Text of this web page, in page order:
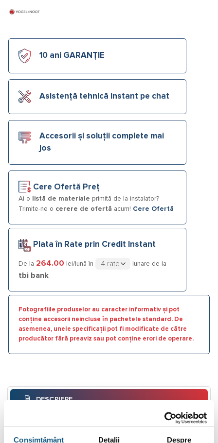
Consimțământ Detalii Despre
10 ani GARANȚIE
Asistență tehnică instant pe chat
Accesorii și soluții complete mai
jos
Cere Ofertă Preț
Ai o listă de materiale primită de la instalator?
Trimite-ne o cerere de ofertă acum! Cere Ofertă
Plata în Rate prin Credit Instant
De la 264.00 lei/lună în lunare de la
tbi bank
Fotografiile produselor au caracter informativ și pot
conține accesorii neincluse în pachetele standard. De
asemenea, unele specificații pot fi modificate de către
producător fără preaviz sau pot conține erori de operare.
DESCRIERE
BRAND